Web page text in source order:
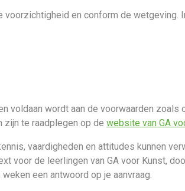
en conform de wetgeving.
voldaan wordt aan de voorwaarden zoals
zijn te raadplegen op de website van GA
vaardigheden en attitudes kunnen
voor de leerlingen van GA voor Kunst,
een antwoord op je aanvraag.